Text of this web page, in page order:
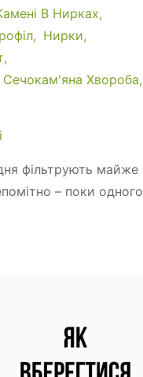
В Нирках
Нирки
Сечокам'яна Хвороба
фільтрують майже
– поки одного